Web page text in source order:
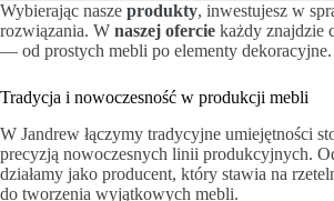
Wybierając nasze produkty, inwestujesz w
rozwiązania. W naszej ofercie każdy znajdzie
— od prostych mebli po elementy dekoracyjne.
Tradycja i nowoczesność w produkcji mebli
W Jandrew łączymy tradycyjne umiejętności
precyzją nowoczesnych linii produkcyjnych.
działamy jako producent, który stawia na
do tworzenia wyjątkowych mebli.